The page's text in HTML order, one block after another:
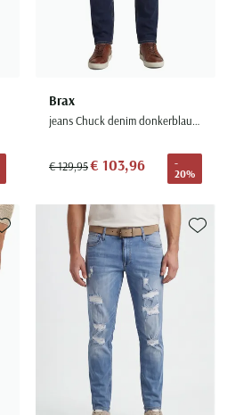
Brax
jeans Chuck denim donkerblauw effen
€ 129,95€ 103,96
-
20%
Toevoegen aan favorieten